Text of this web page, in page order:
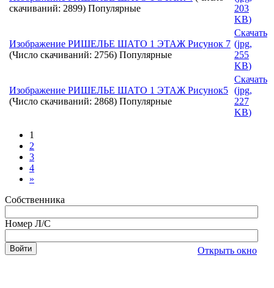
скачиваний: 2899) Популярные
203
KB)
Изображение РИШЕЛЬЕ ШАТО 1 ЭТАЖ Рисунок 7
(Число скачиваний: 2756) Популярные
Скачать
(jpg,
255
KB)
Изображение РИШЕЛЬЕ ШАТО 1 ЭТАЖ Рисунок5
(Число скачиваний: 2868) Популярные
Скачать
(jpg,
227
KB)
1
2
3
4
»
Собственника
Номер Л/С
Открыть окно